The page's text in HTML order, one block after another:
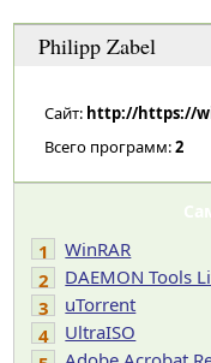
Philipp Zabel
Сайт: http://https://
Всего программ:2
1
WinRAR
2
DAEMON Tools
3
uTorrent
4
UltraISO